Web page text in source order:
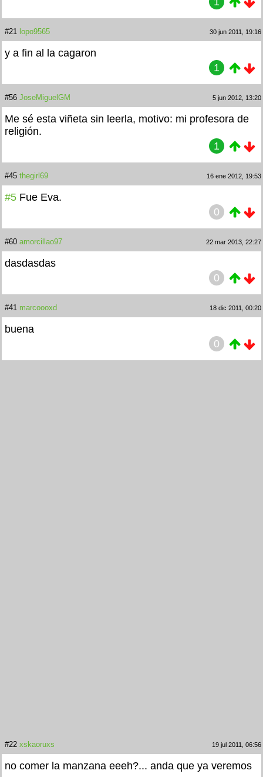
#21 lopo9565 30 jun 2011, 19:16
y a fin al la cagaron
1
#56 JoseMiguelGM 5 jun 2012, 13:20
Me sé esta viñeta sin leerla, motivo: mi profesora de
religión.
1
#45 thegirl69 16 ene 2012, 19:53
#5 Fue Eva.
0
#60 amorcillao97 22 mar 2013, 22:27
dasdasdas
0
#41 marcoooxd 18 dic 2011, 00:20
buena
0
#22 xskaoruxs 19 jul 2011, 06:56
no comer la manzana eeeh?... anda que ya veremos